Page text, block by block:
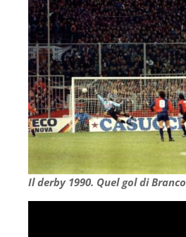
Il derby 1990. Quel gol di Branco